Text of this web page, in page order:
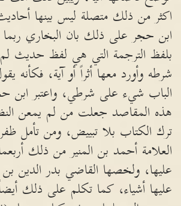
اكثر من ذلك متصلة ليس بينها
ابن حجر على ذلك بان البخاري ربما
بلفظ الترجمة التي هي لفظ حديث
شرطه وأورد معها أثراً أو آية، فكأنه
الباب شيء على شرطي، واعتبر ابن
هذه المقاصد جعلت من لم يمعن
ترك الكتاب بلا تبييض، ومن تأمل
العلامة أحمد بن المنير من ذلك
عليها، ولخصها القاضي بدر الدين
عليها أشياء، كما تكلم على ذلك